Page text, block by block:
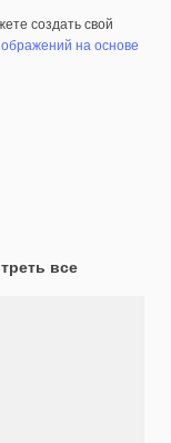
создать свой
на основе
все